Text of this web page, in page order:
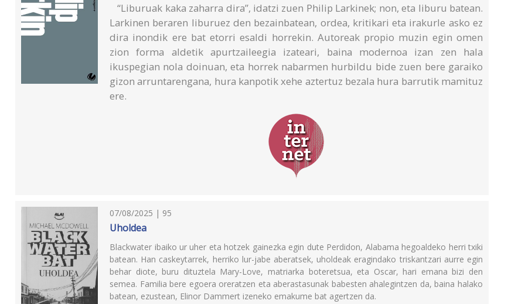
“Liburuak kaka zaharra dira”, idatzi zuen Philip Larkinek; non, eta liburu batean.
Larkinen beraren liburuez den bezainbatean, ordea, kritikari eta irakurle asko ez
dira inondik ere bat etorri esaldi horrekin. Autoreak propio muzin egin omen
zion forma aldetik apurtzaileegia izateari, baina modernoa izan zen hala
ikuspegian nola doinuan, eta horrek nabarmen hurbildu bide zuen bere garaiko
gizon arruntarengana, hura kanpotik xehe aztertuz bezala hura barrutik mamituz
ere.
07/08/2025 | 95
Uholdea
Blackwater ibaiko ur uher eta hotzek gainezka egin dute Perdidon, Alabama hegoaldeko herri txiki
batean. Han caskeytarrek, herriko lur-jabe aberatsek, uholdeak eragindako triskantzari aurre egin
behar diote, buru dituztela Mary-Love, matriarka boteretsua, eta Oscar, hari emana bizi den
semea. Familia bere egoera oreratzen eta aberastasunak babesten ahalegintzen da, baina halako
batean, ezustean, Elinor Dammert izeneko emakume bat agertzen da.